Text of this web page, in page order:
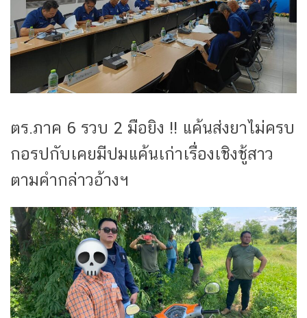
ตร.ภาค 6 รวบ 2 มือยิง !! แค้นส่งยาไม่ครบ
กอรปกับเคยมีปมแค้นเก่าเรื่องเชิงชู้สาว
ตามคำกล่าวอ้างฯ